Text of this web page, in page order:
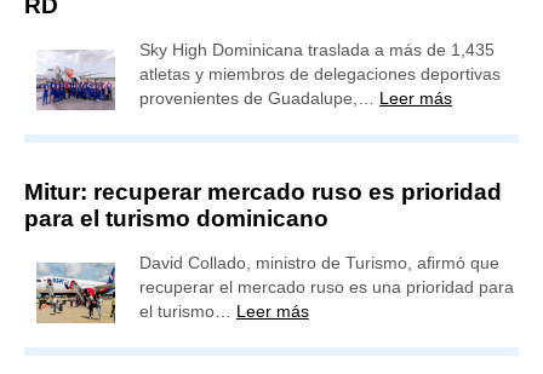
RD
Sky High Dominicana traslada a más de 1,435
atletas y miembros de delegaciones deportivas
provenientes de Guadalupe,… Leer más
Mitur: recuperar mercado ruso es prioridad
para el turismo dominicano
David Collado, ministro de Turismo, afirmó que
recuperar el mercado ruso es una prioridad para
el turismo… Leer más